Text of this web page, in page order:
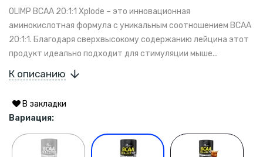
OLIMP BCAA 20:1:1 Xplode – это инновационная
аминокислотная формула с уникальным соотношением BCAA
20:1:1. Благодаря сверхвысокому содержанию лейцина этот
продукт идеально подходит для стимуляции мыше...
К описанию
В закладки
Вариация: